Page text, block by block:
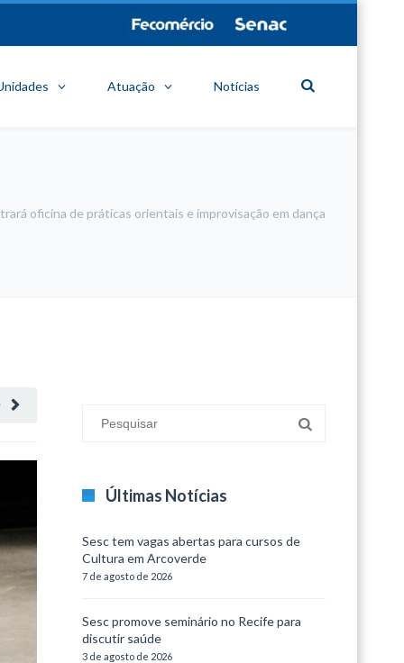
Atuação Notícias
oficina de práticas orientais e improvisação em dança
Últimas Notícias
Sesc tem vagas abertas para cursos de
Cultura em Arcoverde
7 de agosto de 2026
Sesc promove seminário no Recife para
discutir saúde
3 de agosto de 2026